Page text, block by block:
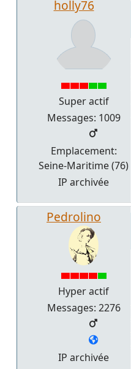
holly76
Super actif
Messages: 1009
Emplacement:
Seine-Maritime (76)
IP archivée
Pedrolino
Hyper actif
Messages: 2276
IP archivée